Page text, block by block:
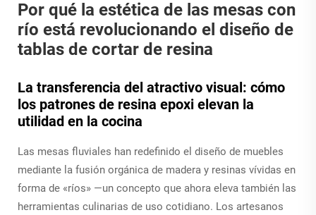
Por qué la estética de las mesas con
río está revolucionando el diseño de
tablas de cortar de resina
La transferencia del atractivo visual: cómo
los patrones de resina epoxi elevan la
utilidad en la cocina
Las mesas fluviales han redefinido el diseño de muebles
mediante la fusión orgánica de madera y resinas vívidas en
forma de «ríos» —un concepto que ahora eleva también las
herramientas culinarias de uso cotidiano. Los artesanos